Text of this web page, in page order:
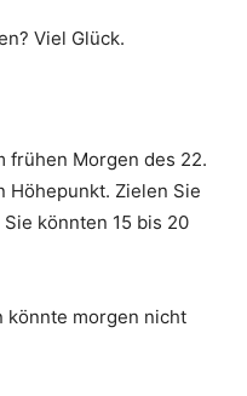
Viel Glück.
frühen Morgen des 22.
Höhepunkt. Zielen Sie
könnten 15 bis 20
könnte morgen nicht